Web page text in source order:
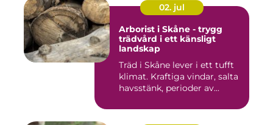
02. jul
Arborist i Skåne - trygg
trädvård i ett känsligt
landskap
Träd i Skåne lever i ett tufft
klimat. Kraftiga vindar, salta
havsstänk, perioder av...